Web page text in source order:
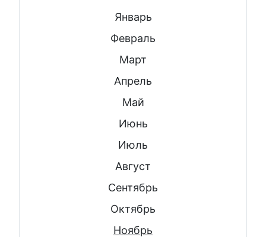
Январь
Февраль
Март
Апрель
Май
Июнь
Июль
Август
Сентябрь
Октябрь
Ноябрь